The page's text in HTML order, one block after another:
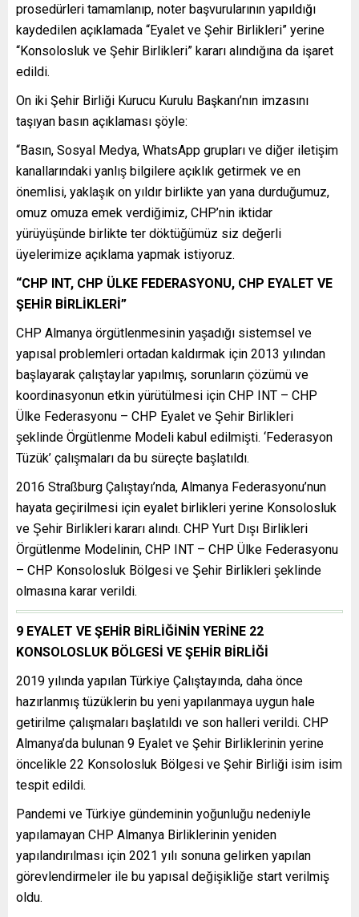
prosedürleri tamamlanıp, noter başvurularının yapıldığı
kaydedilen açıklamada “Eyalet ve Şehir Birlikleri” yerine
“Konsolosluk ve Şehir Birlikleri” kararı alındığına da işaret
edildi.
On iki Şehir Birliği Kurucu Kurulu Başkanı’nın imzasını
taşıyan basın açıklaması şöyle:
“Basın, Sosyal Medya, WhatsApp grupları ve diğer iletişim
kanallarındaki yanlış bilgilere açıklık getirmek ve en
önemlisi, yaklaşık on yıldır birlikte yan yana durduğumuz,
omuz omuza emek verdiğimiz, CHP’nin iktidar
yürüyüşünde birlikte ter döktüğümüz siz değerli
üyelerimize açıklama yapmak istiyoruz.
“CHP INT, CHP ÜLKE FEDERASYONU, CHP EYALET VE
ŞEHİR BİRLİKLERİ”
CHP Almanya örgütlenmesinin yaşadığı sistemsel ve
yapısal problemleri ortadan kaldırmak için 2013 yılından
başlayarak çalıştaylar yapılmış, sorunların çözümü ve
koordinasyonun etkin yürütülmesi için CHP INT – CHP
Ülke Federasyonu – CHP Eyalet ve Şehir Birlikleri
şeklinde Örgütlenme Modeli kabul edilmişti. ‘Federasyon
Tüzük’ çalışmaları da bu süreçte başlatıldı.
2016 Straßburg Çalıştayı’nda, Almanya Federasyonu’nun
hayata geçirilmesi için eyalet birlikleri yerine Konsolosluk
ve Şehir Birlikleri kararı alındı. CHP Yurt Dışı Birlikleri
Örgütlenme Modelinin, CHP INT – CHP Ülke Federasyonu
– CHP Konsolosluk Bölgesi ve Şehir Birlikleri şeklinde
olmasına karar verildi.
9 EYALET VE ŞEHİR BİRLİĞİNİN YERİNE 22
KONSOLOSLUK BÖLGESİ VE ŞEHİR BİRLİĞİ
2019 yılında yapılan Türkiye Çalıştayında, daha önce
hazırlanmış tüzüklerin bu yeni yapılanmaya uygun hale
getirilme çalışmaları başlatıldı ve son halleri verildi. CHP
Almanya’da bulunan 9 Eyalet ve Şehir Birliklerinin yerine
öncelikle 22 Konsolosluk Bölgesi ve Şehir Birliği isim isim
tespit edildi.
Pandemi ve Türkiye gündeminin yoğunluğu nedeniyle
yapılamayan CHP Almanya Birliklerinin yeniden
yapılandırılması için 2021 yılı sonuna gelirken yapılan
görevlendirmeler ile bu yapısal değişikliğe start verilmiş
oldu.